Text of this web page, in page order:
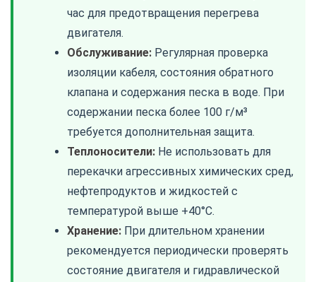
час для предотвращения перегрева
двигателя.
Обслуживание: Регулярная проверка
изоляции кабеля, состояния обратного
клапана и содержания песка в воде. При
содержании песка более 100 г/м³
требуется дополнительная защита.
Теплоносители: Не использовать для
перекачки агрессивных химических сред,
нефтепродуктов и жидкостей с
температурой выше +40°C.
Хранение: При длительном хранении
рекомендуется периодически проверять
состояние двигателя и гидравлической